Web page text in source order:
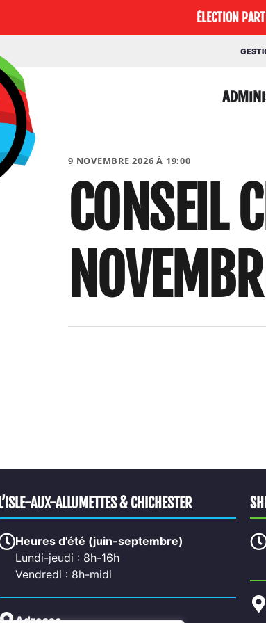
ÉLECTION
9 NOVEMBRE 2026 À 19:00
CONSEIL
L’ISLE-AUX-ALLUMETTES & CHICHESTER
Heures d'été (juin-septembre)
Lundi-jeudi : 8h-16h
Vendredi : 8h-midi
Adresse